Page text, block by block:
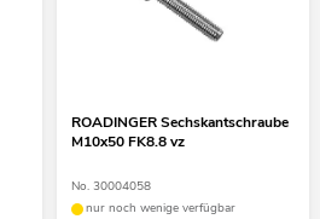
ROADINGER Sechskantschraube
M10x50 FK8.8 vz
No. 30004058
nur noch wenige verfügbar